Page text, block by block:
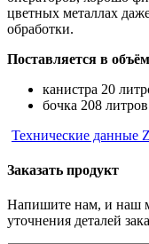
цветных металлах
обработки.
Поставляется в
канистра 20
бочка 208 литров
Технические данные
Заказать продукт
Напишите нам, и наш
уточнения деталей